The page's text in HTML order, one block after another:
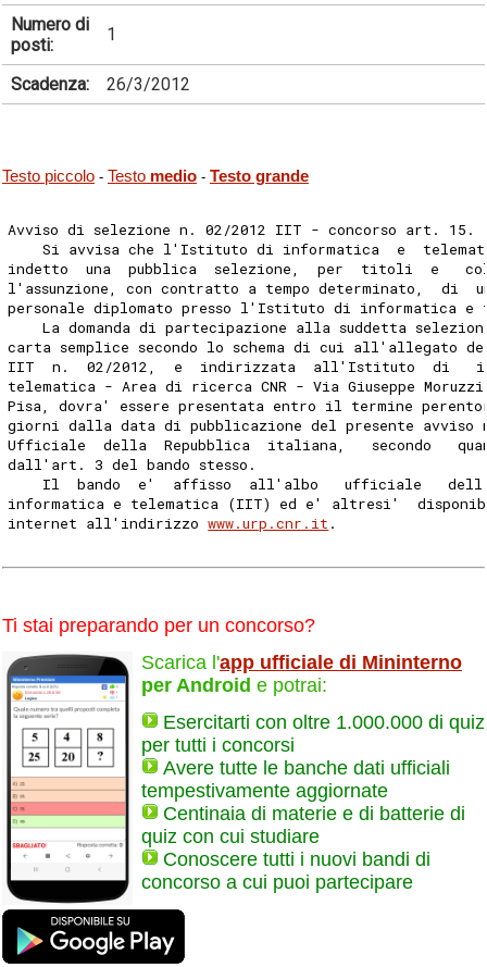
Numero di
posti:
1
Scadenza: 26/3/2012
Testo piccolo - Testo medio - Testo grande
Avviso di selezione n. 02/2012 IIT - concorso art. 15.
Si avvisa che l'Istituto di informatica  e
indetto  una  pubblica  selezione,  per  titoli  e
l'assunzione, con contratto a tempo determinato,  di
personale diplomato presso l'Istituto di informatica
La domanda di partecipazione alla suddetta
carta semplice secondo lo schema di cui all'allegato
IIT  n.  02/2012,  e  indirizzata  all'Istituto  di
telematica - Area di ricerca CNR - Via Giuseppe
Pisa, dovra' essere presentata entro il termine
giorni dalla data di pubblicazione del presente avviso
Ufficiale  della  Repubblica  italiana,   secondo
dall'art. 3 del bando stesso.
Il  bando  e'  affisso  all'albo   ufficiale
informatica e telematica (IIT) ed e' altresi'
internet all'indirizzo www.urp.cnr.it .
Ti stai preparando per un concorso?
Scarica l'app ufficiale di Mininterno
per Android e potrai:
Esercitarti con oltre 1.000.000 di quiz
per tutti i concorsi
Avere tutte le banche dati ufficiali
tempestivamente aggiornate
Centinaia di materie e di batterie di
quiz con cui studiare
Conoscere tutti i nuovi bandi di
concorso a cui puoi partecipare